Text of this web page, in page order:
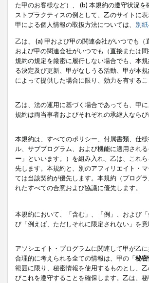
た甲のお客様など）、 (b) 本規約の遵守状況
ストプラクティスの例として、乙のサイトに
甲による個人情報の取扱方法については、 別
乙は、 (a) 甲および甲の関連会社がいつでも
および甲の関連会社がいつでも（直接または
規約の規定を厳密に履行しない場合でも、本
る決定及び更新、甲がなしうる活動、甲が本
によって提供した場合に限り、効力を有する
乙は、法の運用に基づく場合であっても、甲
規約は両当事者およびそれぞれの承継人なら
本規約は、すべてのポリシー、付属書類、仕
ル、サブプログラム、および機能に適用され
ー 」といいます。）を組み入れ、乙は、これ
先します。本規約と、別のアフィリエイト・
ては当該契約が優先します。本規約（プログ
れたすべての合意および協議に優先します。
本規約において、「含む」、「例」、および
び「例えば、ただしそれに限定されない」を意
アソシエイト・プログラムに関連して甲が乙
合理的に考えられる全ての情報は、甲の「秘
範囲に限り、秘密情報を使用するものとし、
びこれを遵守することを確保します。乙は、